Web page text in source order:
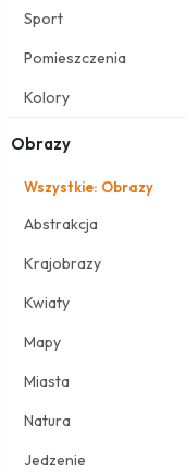
Sport
Pomieszczenia
Kolory
Obrazy
Wszystkie: Obrazy
Abstrakcja
Krajobrazy
Kwiaty
Mapy
Miasta
Natura
Jedzenie